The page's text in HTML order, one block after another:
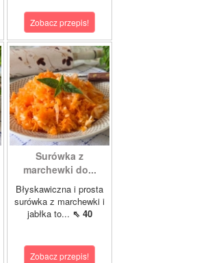
Zobacz przepis!
Surówka z
marchewki do...
Błyskawiczna i prosta
surówka z marchewki i
jabłka to... ⇖ 40
Zobacz przepis!